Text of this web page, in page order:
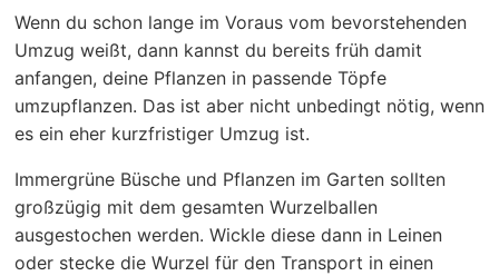
Wenn du schon lange im Voraus vom bevorstehenden
Umzug weißt, dann kannst du bereits früh damit
anfangen, deine Pflanzen in passende Töpfe
umzupflanzen. Das ist aber nicht unbedingt nötig, wenn
es ein eher kurzfristiger Umzug ist.
Immergrüne Büsche und Pflanzen im Garten sollten
großzügig mit dem gesamten Wurzelballen
ausgestochen werden. Wickle diese dann in Leinen
oder stecke die Wurzel für den Transport in einen